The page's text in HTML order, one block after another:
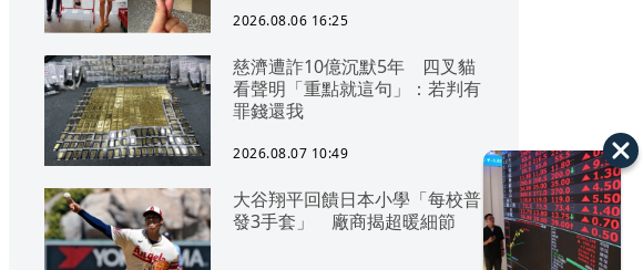
2026.08.06 16:25
慈濟遭詐10億沉默5年 四叉貓
看聲明「重點就這句」：若判有
罪錢還我
2026.08.07 10:49
大谷翔平回饋日本小學「每校普
發3手套」 廠商揭超暖細節